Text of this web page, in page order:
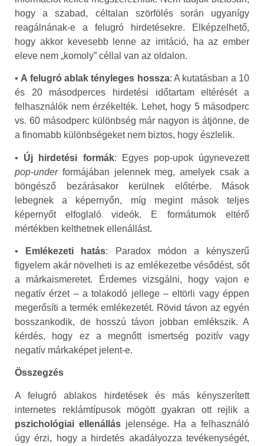
hogy a szabad, céltalan szörfölés során ugyanígy
reagálnának-e a felugró hirdetésekre. Elképzelhető,
hogy akkor kevesebb lenne az irritáció, ha az ember
eleve nem „komoly” céllal van az oldalon.
• A felugró ablak tényleges hossza: A kutatásban a 10
és 20 másodperces hirdetési időtartam eltérését a
felhasználók nem érzékelték. Lehet, hogy 5 másodperc
vs. 60 másodperc különbség már nagyon is átjönne, de
a finomabb különbségeket nem biztos, hogy észlelik.
• Új hirdetési formák: Egyes pop-upok úgynevezett
pop-underformájában jelennek meg, amelyek csak a
böngésző bezárásakor kerülnek előtérbe. Mások
lebegnek a képernyőn, míg megint mások teljes
képernyőt elfoglaló videók. E formátumok eltérő
mértékben kelthetnek ellenállást.
• Emlékezeti hatás: Paradox módon a kényszerű
figyelem akár növelheti is az emlékezetbe vésődést, sőt
a márkaismeretet. Érdemes vizsgálni, hogy vajon e
negatív érzet – a tolakodó jellege – eltörli vagy éppen
megerősíti a termék emlékezetét. Rövid távon az egyén
bosszankodik, de hosszú távon jobban emlékszik. A
kérdés, hogy ez a megnőtt ismertség pozitív vagy
negatív márkaképet jelent-e.
Összegzés
A felugró ablakos hirdetések és más kényszerített
internetes reklámtípusok mögött gyakran ott rejlik a
pszichológiai ellenállás jelensége. Ha a felhasználó
úgy érzi, hogy a hirdetés akadályozza tevékenységét,